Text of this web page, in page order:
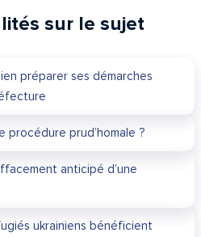
sur le sujet
préparer ses démarches
procédure prud’homale ?
anticipé d’une
ukrainiens bénéficient